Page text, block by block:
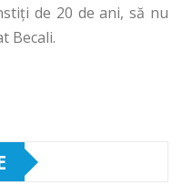
de 20 de ani, să nu
Becali.